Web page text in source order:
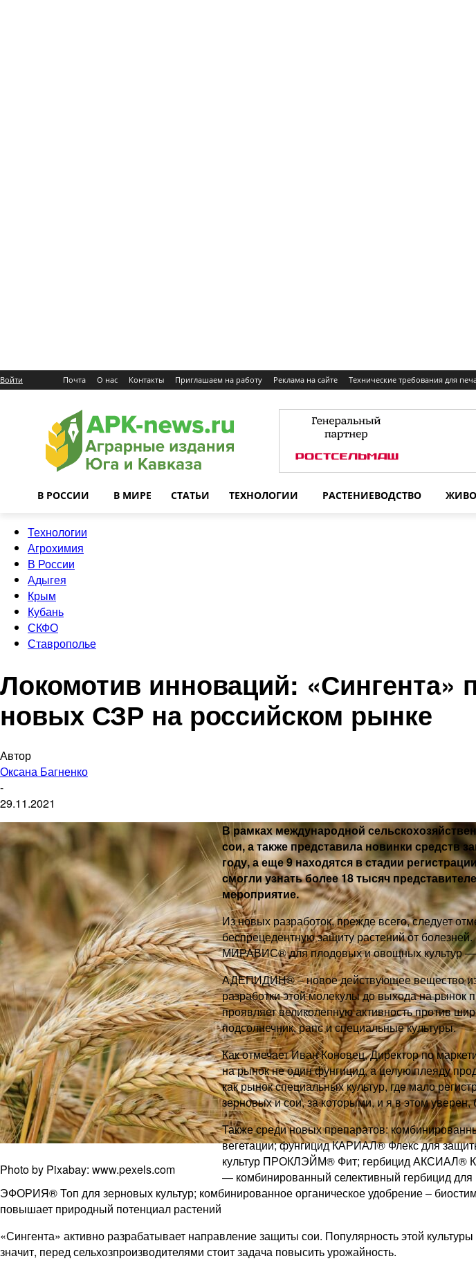
Войти Почта О нас Контакты Приглашаем на работу Реклама на сайте Технические требования для
В РОССИИ В МИРЕ СТАТЬИ ТЕХНОЛОГИИ РАСТЕНИЕВОДСТВО
Технологии
Агрохимия
В России
Адыгея
Крым
Кубань
СКФО
Ставрополье
Локомотив инноваций: «Сингента»
новых СЗР на российском рынке
Автор
Оксана Багненко
-
29.11.2021
Photo by Pixabay: www.pexels.com
В рамках международной
сои, а также представила новинки средств
году, а еще 9 находятся в стадии
смогли узнать более 18 тысяч
мероприятие.
Из новых разработок, прежде всего, следует
беспрецедентную защиту растений от
МИРАВИС® для плодовых и овощных культур —
АДЕПИДИН® – новое действующее вещество из
разработки этой молекулы до выхода на
проявляет великолепную активность против
подсолнечник, рапс и специальные культуры.
Как отмечает Иван Коновец, Директор по
на рынок не один фунгицид, а целую плеяду
как рынок специальных культур, где мало
зерновых и сои, за которыми, и я в этом уверен,
Также среди новых препаратов:
вегетации; фунгицид КАРИАЛ® Флекс для
культур ПРОКЛЭЙМ® Фит; гербицид АКСИАЛ®
— комбинированный селективный гербицид для
ЭФОРИЯ® Топ для зерновых культур; комбинированное органическое удобрение –
повышает природный потенциал растений
«Сингента» активно разрабатывает направление защиты сои. Популярность этой
значит, перед сельхозпроизводителями стоит задача повысить урожайность.